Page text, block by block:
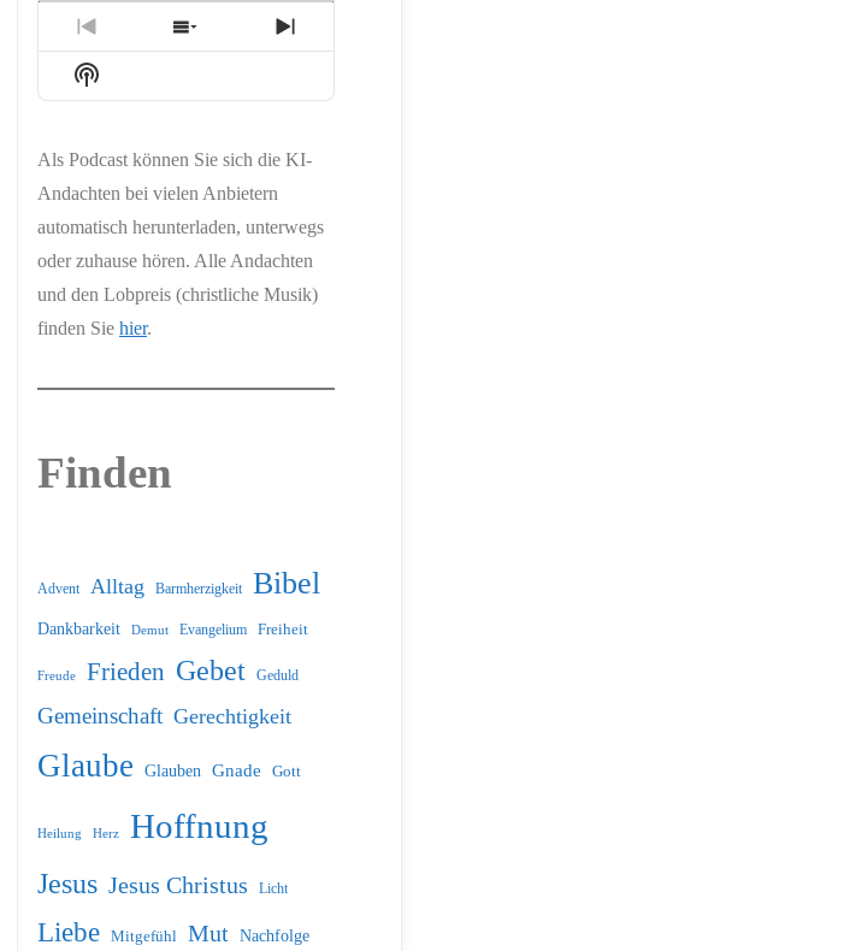
Previous
Episode
Show
Episodes
Next
Episode
Show
Podcast
Als Podcast können Sie sich die KI-
Andachten bei vielen Anbietern
automatisch herunterladen, unterwegs
oder zuhause hören. Alle Andachten
und den Lobpreis (christliche Musik)
finden Sie hier.
Finden
Advent Alltag Barmherzigkeit Bibel
Dankbarkeit Demut Evangelium Freiheit
Freude Frieden Gebet Geduld
Gemeinschaft Gerechtigkeit
Glaube Glauben Gnade Gott
Heilung Herz Hoffnung
Jesus Jesus Christus Licht
Liebe Mitgefühl Mut Nachfolge